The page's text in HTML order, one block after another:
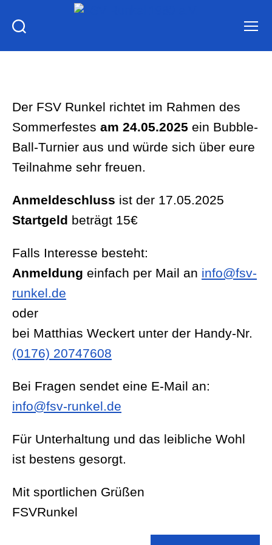
1980
Der FSV Runkel richtet im Rahmen des
Sommerfestes am 24.05.2025 ein Bubble-
Ball-Turnier aus und würde sich über eure
Teilnahme sehr freuen.
Anmeldeschluss ist der 17.05.2025
Startgeld beträgt 15€
Falls Interesse besteht:
Anmeldung einfach per Mail an info@fsv-
runkel.de
oder
bei Matthias Weckert unter der Handy-Nr.
(0176) 20747608
Bei Fragen sendet eine E-Mail an:
info@fsv-runkel.de
Für Unterhaltung und das leibliche Wohl
ist bestens gesorgt.
Mit sportlichen Grüßen
FSVRunkel